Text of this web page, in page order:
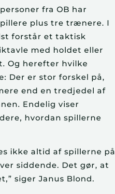
fra OB har
plus tre trænere. I
forstår et taktisk
med holdet eller
Og herefter hvilke
Der er stor forskel på,
end en tredjedel af
Endelig viser
hvordan spillerne
ikke altid af spillerne på
siddende. Det gør, at
siger Janus Blond.